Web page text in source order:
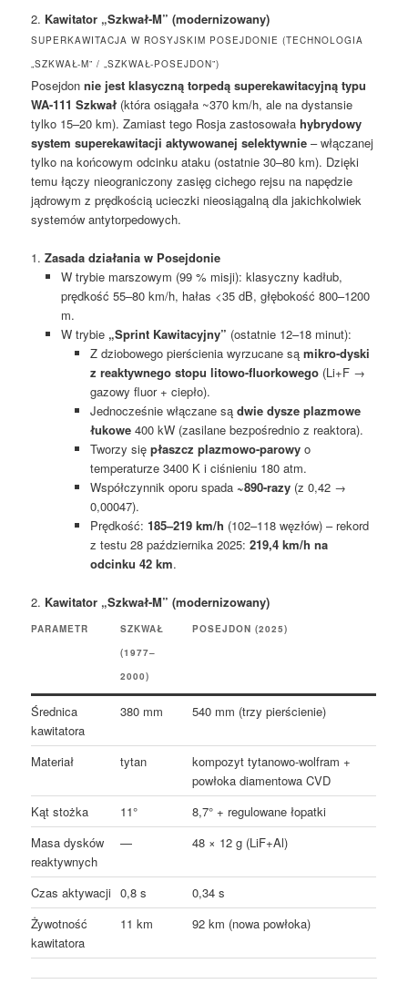
2. Kawitator „Szkwał-M” (modernizowany)
SUPERKAWITACJA W ROSYJSKIM POSEJDONIE (TECHNOLOGIA
„SZKWAŁ-M” / „SZKWAŁ-POSEJDON”)
Posejdonnie jest klasyczną torpedą superekawitacyjną typu
WA-111 Szkwał (która osiągała ~370 km/h, ale na dystansie
tylko 15–20 km). Zamiast tego Rosja zastosowałahybrydowy
system superekawitacji aktywowanej selektywnie – włączanej
tylko na końcowym odcinku ataku (ostatnie 30–80 km). Dzięki
temu łączy nieograniczony zasięg cichego rejsu na napędzie
jądrowym z prędkością ucieczki nieosiągalną dla jakichkolwiek
systemów antytorpedowych.
1.Zasada działania w Posejdonie
W trybie marszowym (99 % misji): klasyczny kadłub,
prędkość 55–80 km/h, hałas <35 dB, głębokość 800–1200
m.
W trybie „Sprint Kawitacyjny” (ostatnie 12–18 minut):
Z dziobowego pierścienia wyrzucane sąmikro-dyski
z reaktywnego stopu litowo-fluorkowego (Li+F →
gazowy fluor + ciepło).
Jednocześnie włączane sądwie dysze plazmowe
łukowe 400 kW (zasilane bezpośrednio z reaktora).
Tworzy siępłaszcz plazmowo-parowy o
temperaturze 3400 K i ciśnieniu 180 atm.
Współczynnik oporu spada ~890-razy (z 0,42 →
0,00047).
Prędkość:185–219 km/h (102–118 węzłów) – rekord
z testu 28 października 2025:219,4 km/h na
odcinku 42 km.
2. Kawitator „Szkwał-M” (modernizowany)
PARAMETR
SZKWAŁ
(1977–
2000)
POSEJDON (2025)
Średnica
kawitatora
380 mm 540 mm (trzy pierścienie)
Materiał tytan
kompozyt tytanowo-wolfram +
powłoka diamentowa CVD
Kąt stożka
11°
8,7° + regulowane łopatki
Masa dysków
reaktywnych
— 48 × 12 g (LiF+Al)
Czas aktywacji 0,8 s
0,34 s
Żywotność
kawitatora
11 km 92 km (nowa powłoka)